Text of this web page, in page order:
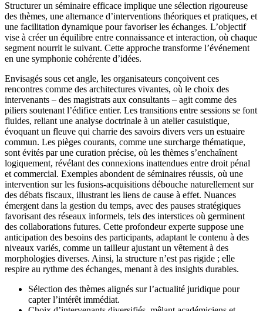
Structurer un séminaire efficace implique une sélection rigoureuse
des thèmes, une alternance d’interventions théoriques et pratiques, et
une facilitation dynamique pour favoriser les échanges. L’objectif
vise à créer un équilibre entre connaissance et interaction, où chaque
segment nourrit le suivant. Cette approche transforme l’événement
en une symphonie cohérente d’idées.
Envisagés sous cet angle, les organisateurs conçoivent ces
rencontres comme des architectures vivantes, où le choix des
intervenants – des magistrats aux consultants – agit comme des
piliers soutenant l’édifice entier. Les transitions entre sessions se font
fluides, reliant une analyse doctrinale à un atelier casuistique,
évoquant un fleuve qui charrie des savoirs divers vers un estuaire
commun. Les pièges courants, comme une surcharge thématique,
sont évités par une curation précise, où les thèmes s’enchaînent
logiquement, révélant des connexions inattendues entre droit pénal
et commercial. Exemples abondent de séminaires réussis, où une
intervention sur les fusions-acquisitions débouche naturellement sur
des débats fiscaux, illustrant les liens de cause à effet. Nuances
émergent dans la gestion du temps, avec des pauses stratégiques
favorisant des réseaux informels, tels des interstices où germinent
des collaborations futures. Cette profondeur experte suppose une
anticipation des besoins des participants, adaptant le contenu à des
niveaux variés, comme un tailleur ajustant un vêtement à des
morphologies diverses. Ainsi, la structure n’est pas rigide ; elle
respire au rythme des échanges, menant à des insights durables.
Sélection des thèmes alignés sur l’actualité juridique pour
capter l’intérêt immédiat.